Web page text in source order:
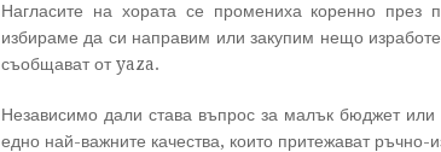
Нагласите на хората се промениха коренно през
избираме да си направим или закупим нещо
съобщават от yaza.
Независимо дали става въпрос за малък бюджет
едно най-важните качества, които притежават ръчно-